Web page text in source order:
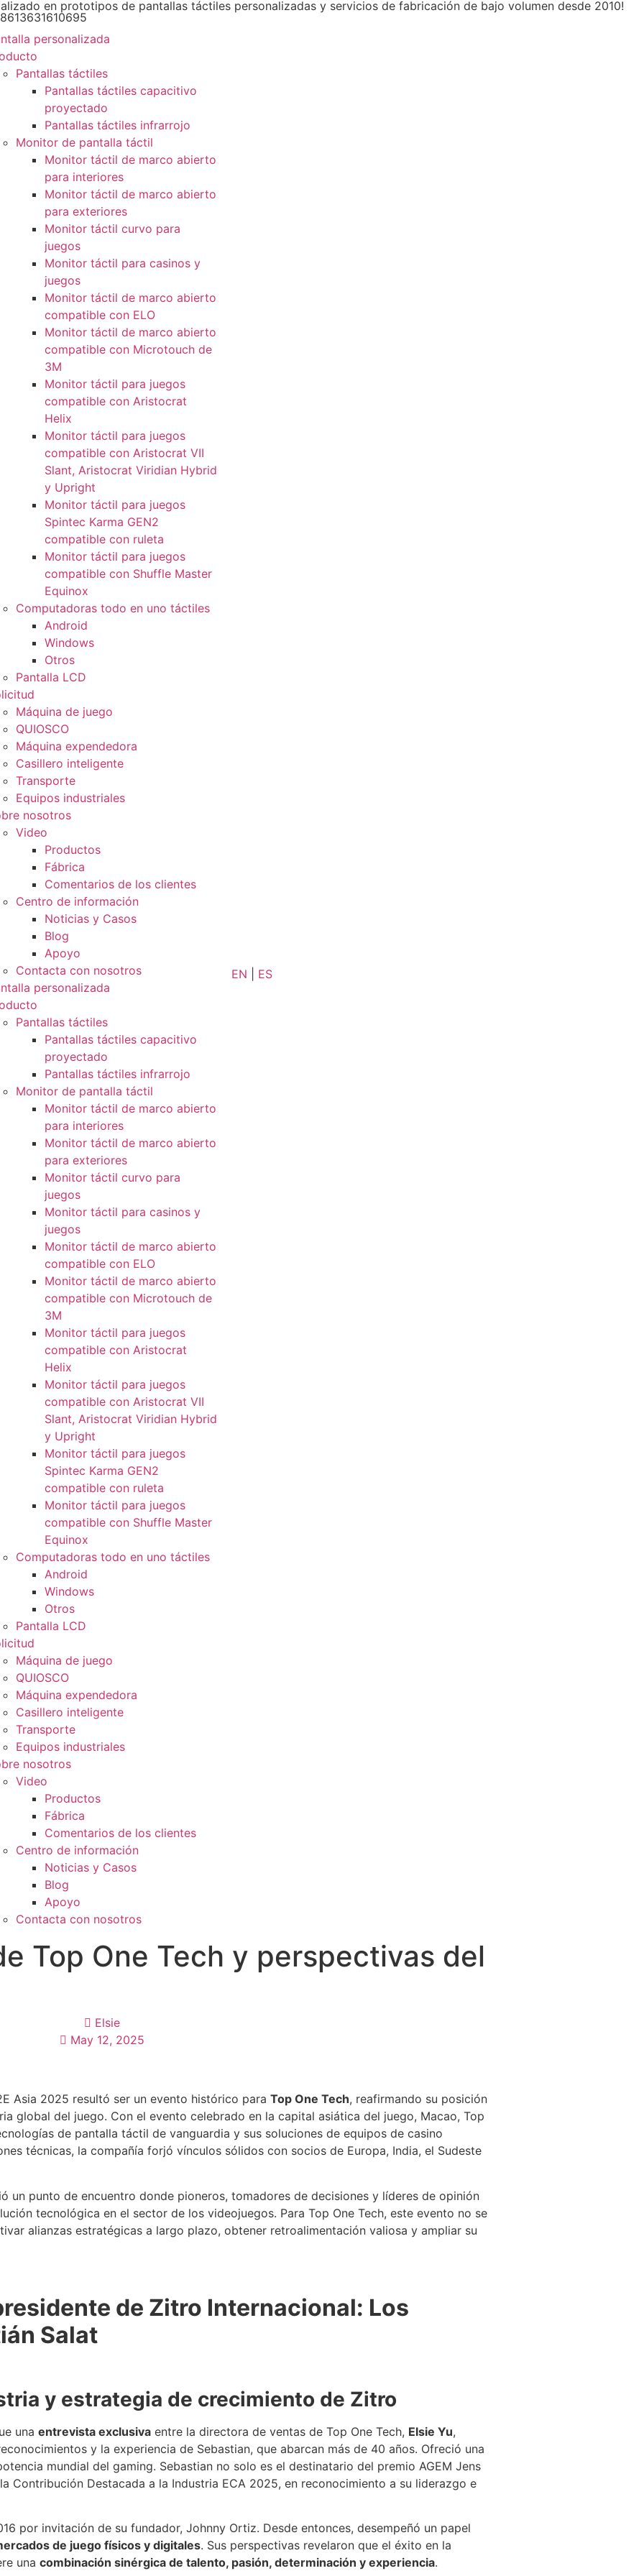
en prototipos de pantallas táctiles personalizadas y servicios de fabricación de bajo volumen desde 2010!
personalizada
Pantallas táctiles
Pantallas táctiles capacitivo
proyectado
Pantallas táctiles infrarrojo
Monitor de pantalla táctil
Monitor táctil de marco abierto
para interiores
Monitor táctil de marco abierto
para exteriores
Monitor táctil curvo para
juegos
Monitor táctil para casinos y
juegos
Monitor táctil de marco abierto
compatible con ELO
Monitor táctil de marco abierto
compatible con Microtouch de
3M
Monitor táctil para juegos
compatible con Aristocrat
Helix
Monitor táctil para juegos
compatible con Aristocrat VII
Slant, Aristocrat Viridian Hybrid
y Upright
Monitor táctil para juegos
Spintec Karma GEN2
compatible con ruleta
Monitor táctil para juegos
compatible con Shuffle Master
Equinox
Computadoras todo en uno táctiles
Android
Windows
Otros
Pantalla LCD
Máquina de juego
QUIOSCO
Máquina expendedora
Casillero inteligente
Transporte
Equipos industriales
nosotros
Video
Productos
Fábrica
Comentarios de los clientes
Centro de información
Noticias y Casos
Blog
Apoyo
Contacta con nosotros
personalizada
Pantallas táctiles
Pantallas táctiles capacitivo
proyectado
Pantallas táctiles infrarrojo
Monitor de pantalla táctil
Monitor táctil de marco abierto
para interiores
Monitor táctil de marco abierto
para exteriores
Monitor táctil curvo para
juegos
Monitor táctil para casinos y
juegos
Monitor táctil de marco abierto
compatible con ELO
Monitor táctil de marco abierto
compatible con Microtouch de
3M
Monitor táctil para juegos
compatible con Aristocrat
Helix
Monitor táctil para juegos
compatible con Aristocrat VII
Slant, Aristocrat Viridian Hybrid
y Upright
Monitor táctil para juegos
Spintec Karma GEN2
compatible con ruleta
Monitor táctil para juegos
compatible con Shuffle Master
Equinox
Computadoras todo en uno táctiles
Android
Windows
Otros
Pantalla LCD
Máquina de juego
QUIOSCO
Máquina expendedora
Casillero inteligente
Transporte
Equipos industriales
nosotros
Video
Productos
Fábrica
Comentarios de los clientes
Centro de información
Noticias y Casos
Blog
Apoyo
Contacta con nosotros
EN ES
Top One Tech y perspectivas del
Elsie
May 12, 2025
Asia 2025 resultó ser un evento histórico para Top One Tech, reafirmando su posición
global del juego. Con el evento celebrado en la capital asiática del juego, Macao, Top
de pantalla táctil de vanguardia y sus soluciones de equipos de casino
técnicas, la compañía forjó vínculos sólidos con socios de Europa, India, el Sudeste
un punto de encuentro donde pioneros, tomadores de decisiones y líderes de opinión
tecnológica en el sector de los videojuegos. Para Top One Tech, este evento no se
alianzas estratégicas a largo plazo, obtener retroalimentación valiosa y ampliar su
de Zitro Internacional: Los
Salat
y estrategia de crecimiento de Zitro
una entrevista exclusiva entre la directora de ventas de Top One Tech, Elsie Yu,
y la experiencia de Sebastian, que abarcan más de 40 años. Ofreció una
mundial del gaming. Sebastian no solo es el destinatario del premio AGEM Jens
Contribución Destacada a la Industria ECA 2025, en reconocimiento a su liderazgo e
por invitación de su fundador, Johnny Ortiz. Desde entonces, desempeñó un papel
de juego físicos y digitales. Sus perspectivas revelaron que el éxito en la
una combinación sinérgica de talento, pasión, determinación y experiencia.